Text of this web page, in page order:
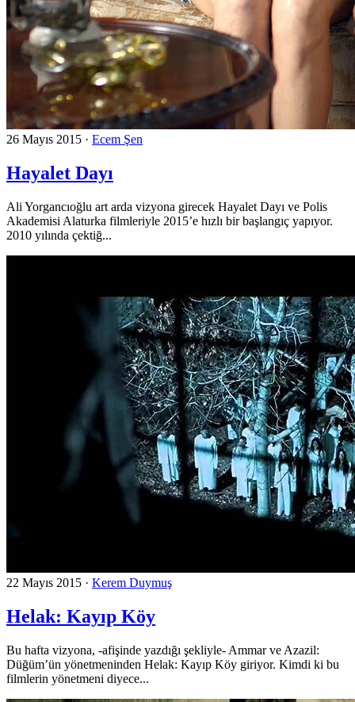
26 Mayıs 2015 · Ecem Şen
Hayalet Dayı
Ali Yorgancıoğlu art arda vizyona girecek Hayalet Dayı ve Polis
Akademisi Alaturka filmleriyle 2015’e hızlı bir başlangıç yapıyor.
2010 yılında çektiğ...
22 Mayıs 2015 · Kerem Duymuş
Helak: Kayıp Köy
Bu hafta vizyona, -afişinde yazdığı şekliyle- Ammar ve Azazil:
Düğüm’ün yönetmeninden Helak: Kayıp Köy giriyor. Kimdi ki bu
filmlerin yönetmeni diyece...